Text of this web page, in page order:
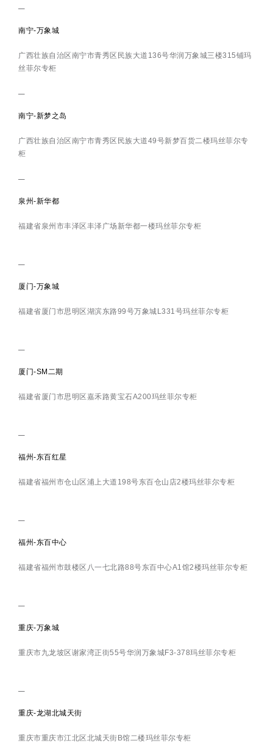
南宁-万象城
广西壮族自治区南宁市青秀区民族大道136号华润万象城三楼315铺玛
丝菲尔专柜
南宁-新梦之岛
广西壮族自治区南宁市青秀区民族大道49号新梦百货二楼玛丝菲尔专
柜
泉州-新华都
福建省泉州市丰泽区丰泽广场新华都一楼玛丝菲尔专柜
厦门-万象城
福建省厦门市思明区湖滨东路99号万象城L331号玛丝菲尔专柜
厦门-SM二期
福建省厦门市思明区嘉禾路黄宝石A200玛丝菲尔专柜
福州-东百红星
福建省福州市仓山区浦上大道198号东百仓山店2楼玛丝菲尔专柜
福州-东百中心
福建省福州市鼓楼区八一七北路88号东百中心A1馆2楼玛丝菲尔专柜
重庆-万象城
重庆市九龙坡区谢家湾正街55号华润万象城F3-378玛丝菲尔专柜
重庆-龙湖北城天街
重庆市重庆市江北区北城天街B馆二楼玛丝菲尔专柜